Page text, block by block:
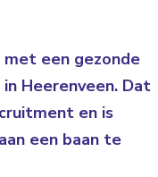
een gezonde
Heerenveen. Dat
en is
een baan te